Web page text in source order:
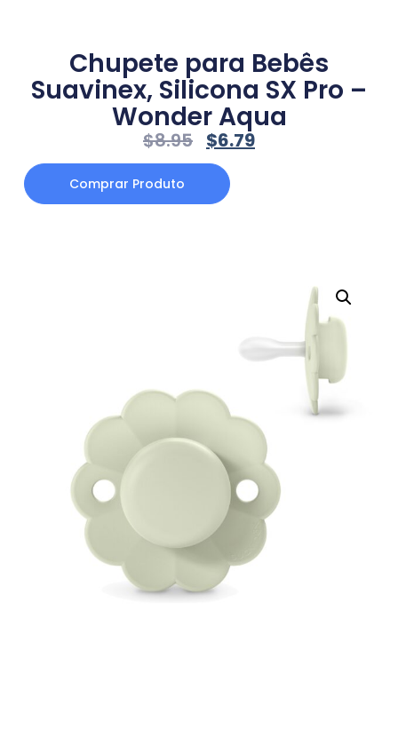
Chupete para Bebês
Suavinex, Silicona SX Pro –
Wonder Aqua
$8.95 $6.79
Comprar Produto